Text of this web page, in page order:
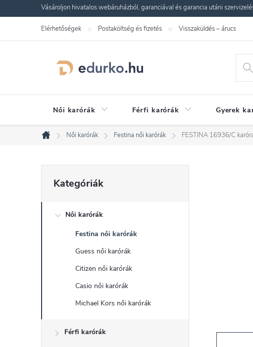
a
Vásároljon hivatalos webáruházból, garanciával és garancia utáni
Elérhetőségek Postaköltség és fizetés Visszaküldés – árucsere
Női karórák Férfi karórák Gyerek
Kezdőlap
Női karórák Festina női karórák FESTINA 16936/C
O
l
ó
átugrása
Kategóriák
Női karórák
Festina női karórák
Guess női karórák
Citizen női karórák
Casio női karórák
Michael Kors női karórák
Férfi karórák